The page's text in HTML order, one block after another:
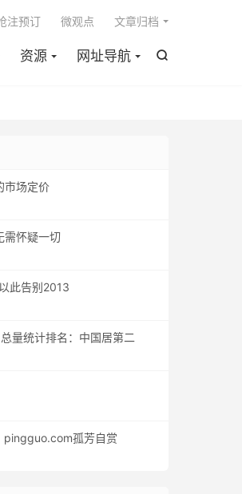

资源 网址导航
注预订 微观点 文章归档
市场定价
需怀疑一切
此告别2013
量统计排名：中国居第二
孤芳自赏